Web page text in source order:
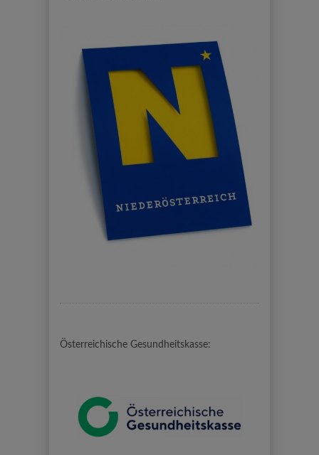
Österreichische Gesundheitskasse: